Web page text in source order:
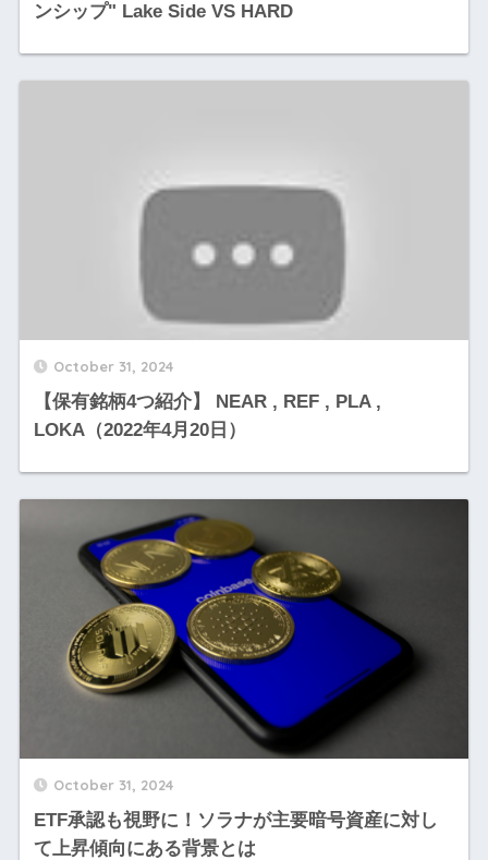
ンシップ" Lake Side VS HARD
October 31, 2024
【保有銘柄4つ紹介】 NEAR , REF , PLA ,
LOKA（2022年4月20日）
October 31, 2024
ETF承認も視野に！ソラナが主要暗号資産に対し
て上昇傾向にある背景とは